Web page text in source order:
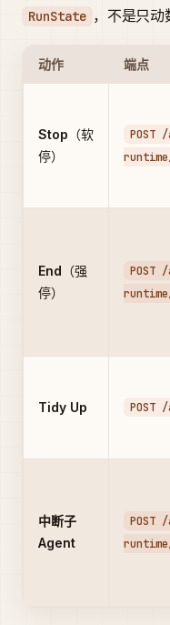
RunState ，不是只动
动作 端点
Stop （软
停）
POST
End （强
停）
POST
Tidy Up POST
中断子
Agent
POST